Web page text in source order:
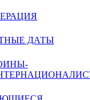
ДАТЫ